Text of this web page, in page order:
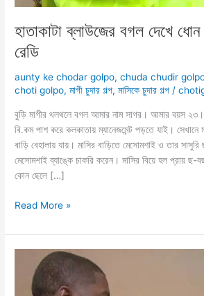
হাতাকাটা ব্লাউজের বগল দেখে
রেডি
aunty ke chodar golpo,chuda chudir
choti golpo,মাগী চুদার গল্প,মাসিকে চুদার গল্প /
বুড়ি মাগীর থলথলে বগল আমার নাম সাগর। আমার বয়স
বি.কম পাশ করে কলকাতায় ম্যানেজমেন্ট পড়তে যাই। সেখানে
বাড়ি বেহালায় যায়। মাসির বাড়িতে মেসোমশাই ও তার
মেসোমশাই ব্যাঙ্কে চাকরি করেন। মাসির বিয়ে হল প্রায় ছ-
কোন ছেলে […]
হাতাকাটা
বগল
দেখে
চোদার
Read More »